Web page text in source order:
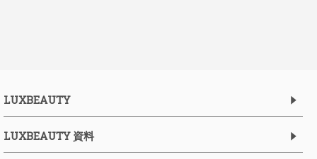
LUXBEAUTY
LUXBEAUTY 資料